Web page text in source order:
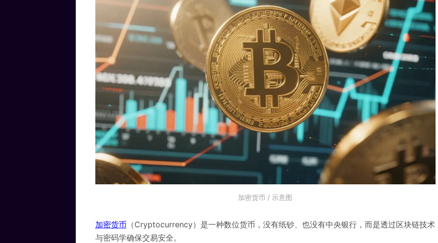
加密货币 / 示意图
加密货币 （Cryptocurrency）是一种数位货币，没有纸钞、也没有中央银行，而是透过区块链技术
与密码学确保交易安全。